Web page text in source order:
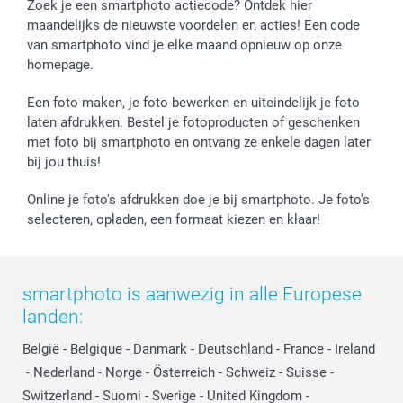
Fotokalenders & Fotoagenda's
Moederdag
Vaderdag
Verjaardag
Geboorte
Klachtenregeling
Wettelijke garantie
Privacybeleid
Cookiebeleid
Prijslijst
Jobs & Stages
Investor Relations
Betalingsmogelijkheden
Grote bestellingen
Levering
Mijn orderstatus
smartfriends
Zoek je een smartphoto actiecode? Ontdek hier
maandelijks de nieuwste voordelen en acties! Een code
van smartphoto vind je elke maand opnieuw op onze
homepage.
Een foto maken, je foto bewerken en uiteindelijk je foto
laten afdrukken. Bestel je fotoproducten of geschenken
met foto bij smartphoto en ontvang ze enkele dagen later
bij jou thuis!
Online je foto's afdrukken doe je bij smartphoto. Je foto’s
selecteren, opladen, een formaat kiezen en klaar!
smartphoto is aanwezig in alle Europese
landen:
België - Belgique - Danmark - Deutschland - France - Ireland
- Nederland - Norge - Österreich - Schweiz - Suisse -
Switzerland - Suomi - Sverige - United Kingdom -